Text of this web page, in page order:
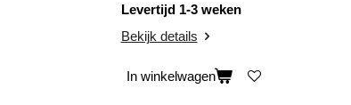
Levertijd 1-3 weken
Bekijk details
In winkelwagen